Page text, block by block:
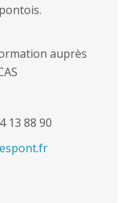
auprès
13 88 90